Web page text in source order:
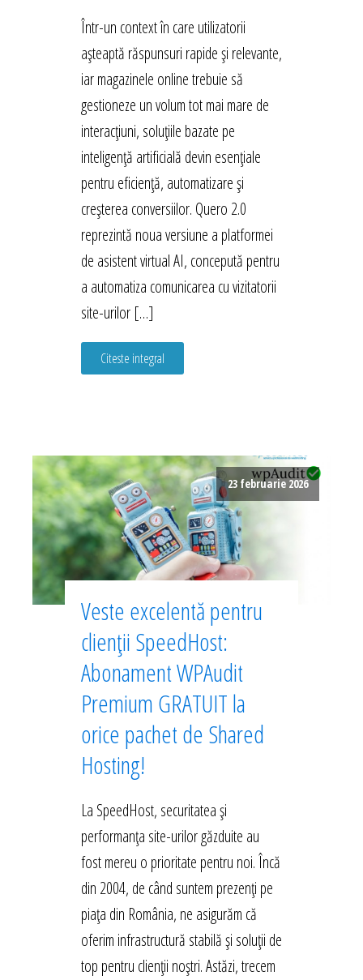
Într-un context în care utilizatorii
așteaptă răspunsuri rapide și relevante,
iar magazinele online trebuie să
gestioneze un volum tot mai mare de
interacțiuni, soluțiile bazate pe
inteligență artificială devin esențiale
pentru eficiență, automatizare și
creșterea conversiilor. Quero 2.0
reprezintă noua versiune a platformei
de asistent virtual AI, concepută pentru
a automatiza comunicarea cu vizitatorii
site-urilor […]
Citeste integral
23 februarie 2026
Veste excelentă pentru
clienții SpeedHost:
Abonament WPAudit
Premium GRATUIT la
orice pachet de Shared
Hosting!
La SpeedHost, securitatea și
performanța site-urilor găzduite au
fost mereu o prioritate pentru noi. Încă
din 2004, de când suntem prezenți pe
piața din România, ne asigurăm că
oferim infrastructură stabilă și soluții de
top pentru clienții noștri. Astăzi, trecem